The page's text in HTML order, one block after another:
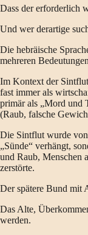
Dass der erforderlich
Und wer derartige
Die hebräische
mehreren
Im Kontext der
fast immer als
primär als „Mord und
(Raub, falsche
Die Sintflut wurde
„Sünde“ verhängt,
und Raub, Menschen
zerstörte.
Der spätere Bund mit
Das Alte,
werden.